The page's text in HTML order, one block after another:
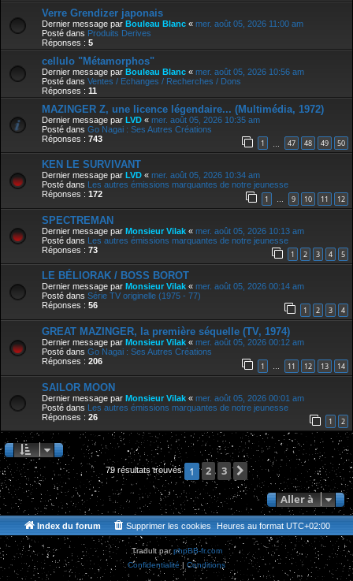
Verre Grendizer japonais
Dernier message par Bouleau Blanc « mer. août 05, 2026 11:00 am
Posté dans Produits Derives
Réponses : 5
cellulo "Métamorphos"
Dernier message par Bouleau Blanc « mer. août 05, 2026 10:56 am
Posté dans Ventes / Echanges / Recherches / Dons
Réponses : 11
MAZINGER Z, une licence légendaire... (Multimédia, 1972)
Dernier message par LVD « mer. août 05, 2026 10:35 am
Posté dans Go Nagai : Ses Autres Créations
Réponses : 743 1 47 48 49 50
KEN LE SURVIVANT
Dernier message par LVD « mer. août 05, 2026 10:34 am
Posté dans Les autres émissions marquantes de notre jeunesse
Réponses : 172 1 … 9 10 11 12
SPECTREMAN
Dernier message par Monsieur Vilak « mer. août 05, 2026 10:13 am
Posté dans Les autres émissions marquantes de notre jeunesse
Réponses : 73 1 2 3 4 5
LE BÉLIORAK / BOSS BOROT
Dernier message par Monsieur Vilak « mer. août 05, 2026 00:14 am
Posté dans Série TV originelle (1975 - 77)
Réponses : 56 1 2 3 4
GREAT MAZINGER, la première séquelle (TV, 1974)
Dernier message par Monsieur Vilak « mer. août 05, 2026 00:12 am
Posté dans Go Nagai : Ses Autres Créations
Réponses : 206 1 … 11 12 13 14
SAILOR MOON
Dernier message par Monsieur Vilak « mer. août 05, 2026 00:01 am
Posté dans Les autres émissions marquantes de notre jeunesse
Réponses : 26 1 2
79 résultats trouvés 1 2 3
Suivante
Aller à
Index du forum Heures au format UTC+02:00
Supprimer les cookies
Traduit parphpBB-fr.com
Confidentialité | Conditions